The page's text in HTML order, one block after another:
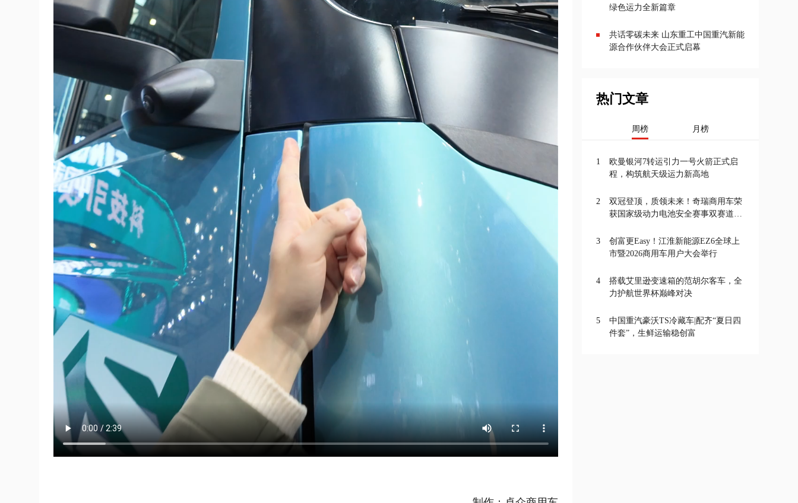
绿色运力全新篇章
共话零碳未来 山东重工中国重汽新能
源合作伙伴大会正式启幕
热门文章
周榜 月榜
1
欧曼银河7转运引力一号火箭正式启
程，构筑航天级运力新高地
2
双冠登顶，质领未来！奇瑞商用车荣
获国家级动力电池安全赛事双赛道一
3
创富更Easy！江淮新能源EZ6全球上
市暨2026商用车用户大会举行
4
搭载艾里逊变速箱的范胡尔客车，全
力护航世界杯巅峰对决
5
中国重汽豪沃TS冷藏车|配齐“夏日四
件套”，生鲜运输稳创富